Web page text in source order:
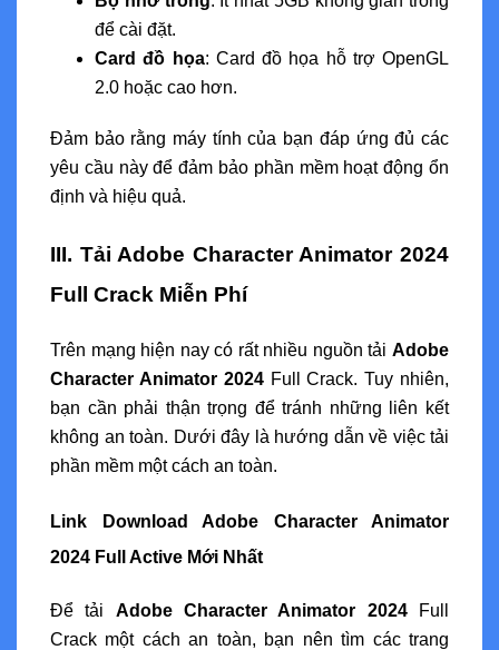
để cài đặt.
Card đồ họa: Card đồ họa hỗ trợ OpenGL
2.0 hoặc cao hơn.
Đảm bảo rằng máy tính của bạn đáp ứng đủ các
yêu cầu này để đảm bảo phần mềm hoạt động ổn
định và hiệu quả.
III. Tải Adobe Character Animator 2024
Full Crack Miễn Phí
Trên mạng hiện nay có rất nhiều nguồn tải Adobe
Character Animator 2024Full Crack. Tuy nhiên,
bạn cần phải thận trọng để tránh những liên kết
không an toàn. Dưới đây là hướng dẫn về việc tải
phần mềm một cách an toàn.
Link Download Adobe Character Animator
2024 Full Active Mới Nhất
Để tải Adobe Character Animator 2024Full
Crack một cách an toàn, bạn nên tìm các trang